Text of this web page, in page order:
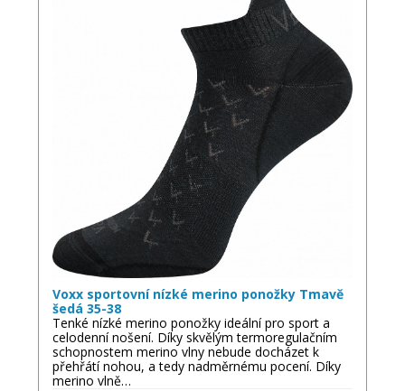
Voxx sportovní nízké merino ponožky Tmavě
šedá 35-38
Tenké nízké merino ponožky ideální pro sport a
celodenní nošení. Díky skvělým termoregulačním
schopnostem merino vlny nebude docházet k
přehřátí nohou, a tedy nadměrnému pocení. Díky
merino vlně…